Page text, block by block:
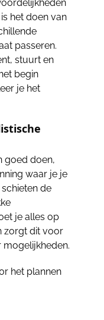
het doen van
passeren.
stuurt en
begin
je het
goed doen,
waar je je
de
je alles op
zorgt dit voor
mogelijkheden.
het plannen